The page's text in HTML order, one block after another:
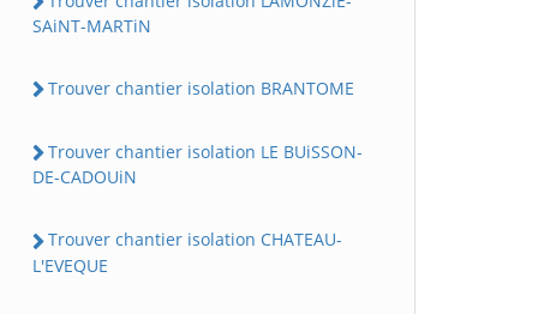
SAiNT-MARTiN
Trouver chantier isolation BRANTOME
Trouver chantier isolation LE BUiSSON-
DE-CADOUiN
Trouver chantier isolation CHATEAU-
L'EVEQUE